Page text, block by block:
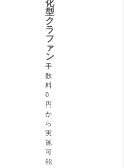
型
ク
ラ
フ
ァ
ン
手
数
料
0
円
か
ら
実
施
可
能